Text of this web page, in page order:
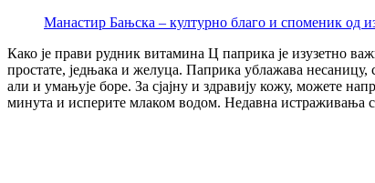
Манастир Бањска – културно благо и споменик од
Како је прави рудник витамина Ц паприка је изузетно
простате, једњака и желуца. Паприка ублажава
али и умањује боре. За сјајну и здравију кожу, можете
минута и исперите млаком водом. Недавна истраживања